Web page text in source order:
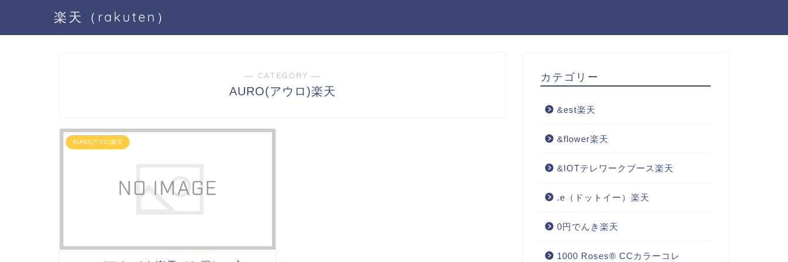
楽天（rakuten）
― CATEGORY ―
AURO(アウロ)楽天
AURO(アウロ)楽天
カテゴリー
&est楽天
&flower楽天
&IOTテレワークブース楽天
.e（ドットイー）楽天
0円でんき楽天
1000 Roses® CCカラーコレ